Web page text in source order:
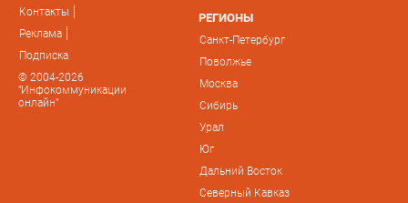
Контакты
Реклама
Подписка
© 2004-2026
"Инфокоммуникации
онлайн"
РЕГИОНЫ
Санкт-Петербург
Поволжье
Москва
Сибирь
Урал
Юг
Дальний Восток
Северный Кавказ